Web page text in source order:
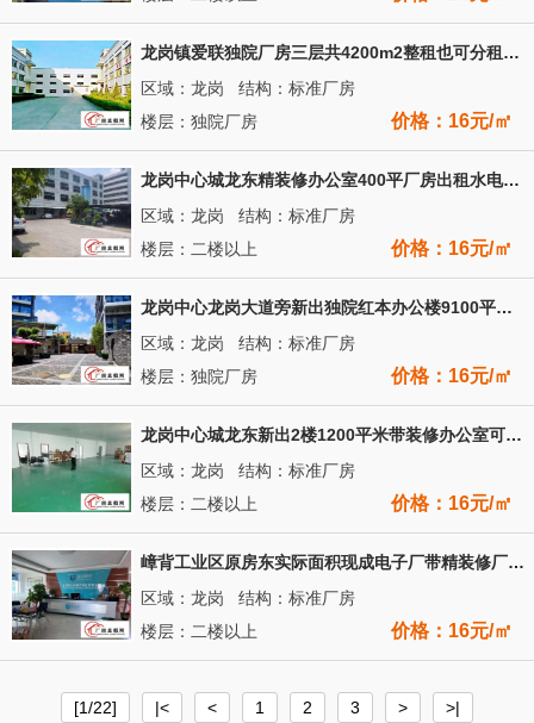
龙岗镇爱联独院厂房三层共4200m2整租也可分租空地面积大
区域：龙岗 结构：标准厂房
楼层：独院厂房
价格：16元/㎡
龙岗中心城龙东精装修办公室400平厂房出租水电到位拎包入驻
区域：龙岗 结构：标准厂房
楼层：二楼以上
价格：16元/㎡
龙岗中心龙岗大道旁新出独院红本办公楼9100平商业消防可分租
区域：龙岗 结构：标准厂房
楼层：独院厂房
价格：16元/㎡
龙岗中心城龙东新出2楼1200平米带装修办公室可以分租空地大
区域：龙岗 结构：标准厂房
楼层：二楼以上
价格：16元/㎡
嶂背工业区原房东实际面积现成电子厂带精装修厂房1260平米
区域：龙岗 结构：标准厂房
楼层：二楼以上
价格：16元/㎡
[1/22] |< < 1 2 3 > >|